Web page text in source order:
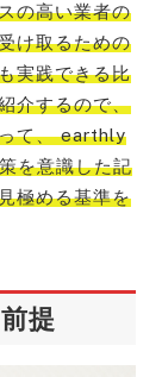
の高い業者の
け取るための
実践できる比
介するので、
て、 earthly
を意識した記
極める基準を
提